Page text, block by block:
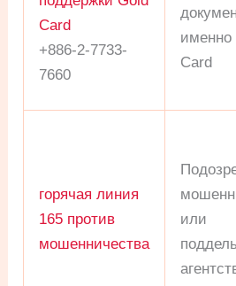
Card
+886-2-7733-
7660
именно
Card
горячая линия
165 против
мошенничества
или